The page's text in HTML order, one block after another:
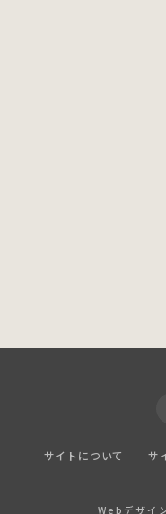
サイトについて サ
Webデザイ